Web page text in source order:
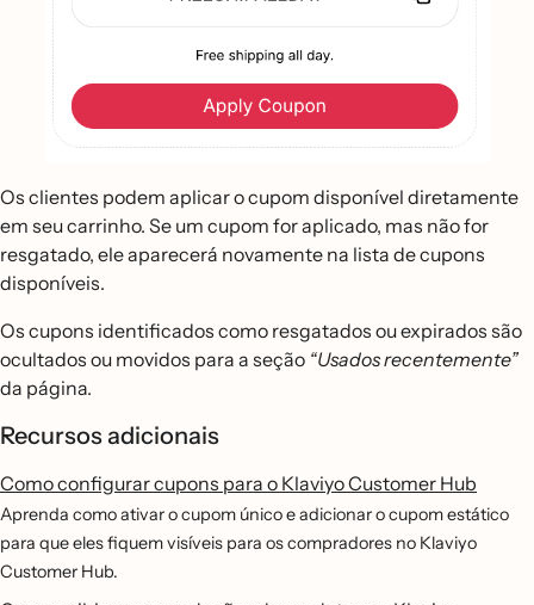
Os clientes podem aplicar o cupom disponível diretamente
em seu carrinho. Se um cupom for aplicado, mas não for
resgatado, ele aparecerá novamente na lista de cupons
disponíveis.
Os cupons identificados como resgatados ou expirados são
ocultados ou movidos para a seção “Usados recentemente”
da página.
Recursos adicionais
Como configurar cupons para o Klaviyo Customer Hub
Aprenda como ativar o cupom único e adicionar o cupom estático
para que eles fiquem visíveis para os compradores no Klaviyo
Customer Hub.